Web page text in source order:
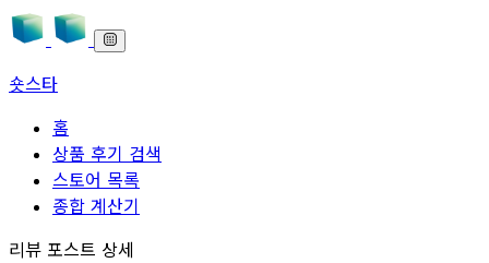
숏스타
홈
상품 후기 검색
스토어 목록
종합 계산기
본문으로 바로가기
리뷰 포스트 상세